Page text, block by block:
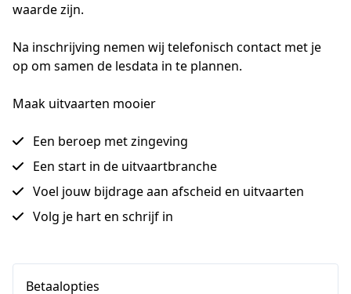
waarde zijn.
Na inschrijving nemen wij telefonisch contact met je
op om samen de lesdata in te plannen.
Maak uitvaarten mooier
Een beroep met zingeving
Een start in de uitvaartbranche
Voel jouw bijdrage aan afscheid en uitvaarten
Volg je hart en schrijf in
Betaalopties